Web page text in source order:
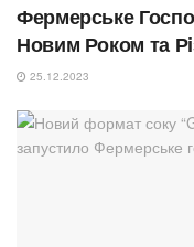
Фермерське
Новим Роком та
25.12.2023